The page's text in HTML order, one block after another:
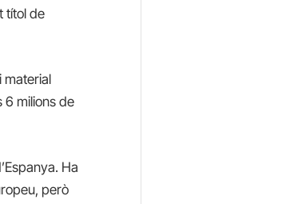
títol de
material
6 milions de
Ha
però